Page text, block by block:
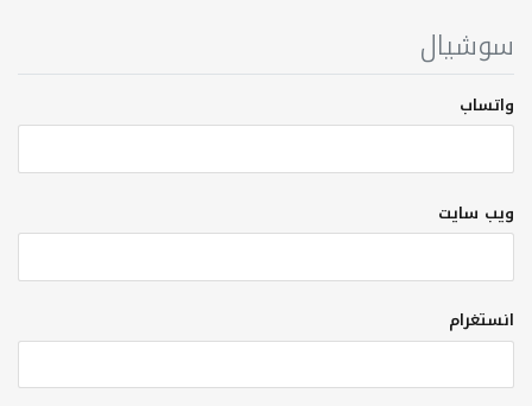
سوشیال
واتساب
ویب سایت
انستغرام